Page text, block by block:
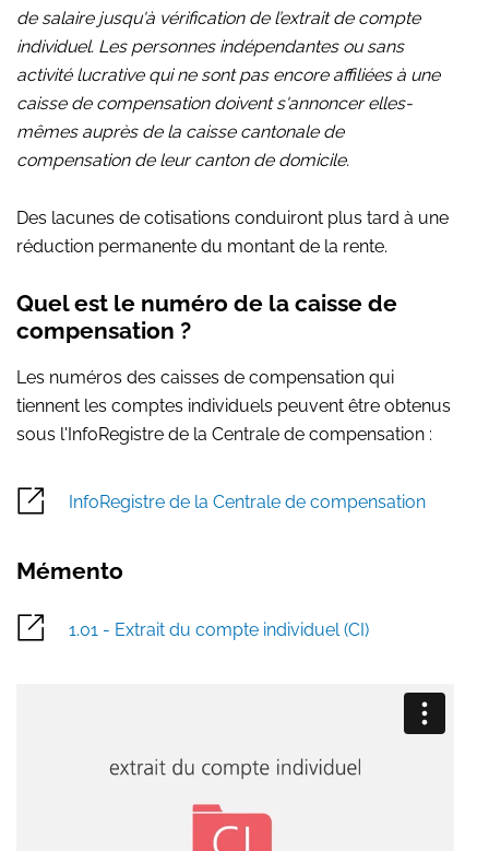
de salaire jusqu'à vérification de l’extrait de compte
individuel. Les personnes indépendantes ou sans
activité lucrative qui ne sont pas encore affiliées à une
caisse de compensation doivent s'annoncer elles-
mêmes auprès de la caisse cantonale de
compensation de leur canton de domicile.
Des lacunes de cotisations conduiront plus tard à une
réduction permanente du montant de la rente.
Quel est le numéro de la caisse de
compensation ?
Les numéros des caisses de compensation qui
tiennent les comptes individuels peuvent être obtenus
sous l'InfoRegistre de la Centrale de compensation :
InfoRegistre de la Centrale de compensation
Mémento
1.01 - Extrait du compte individuel (CI)